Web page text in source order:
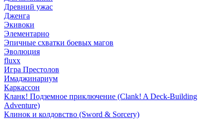
Древний ужас
Дженга
Экивоки
Элементарно
Эпичные схватки боевых магов
Эволюция
fluxx
Игра Престолов
Имаджинариум
Каркассон
Кланк! Подземное приключение (Clank! A Deck-Building
Adventure)
Клинок и колдовство (Sword & Sorcery)